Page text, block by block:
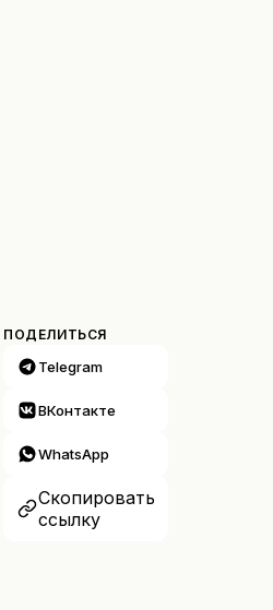
ПОДЕЛИТЬСЯ
Telegram
ВКонтакте
WhatsApp
Скопировать
ссылку